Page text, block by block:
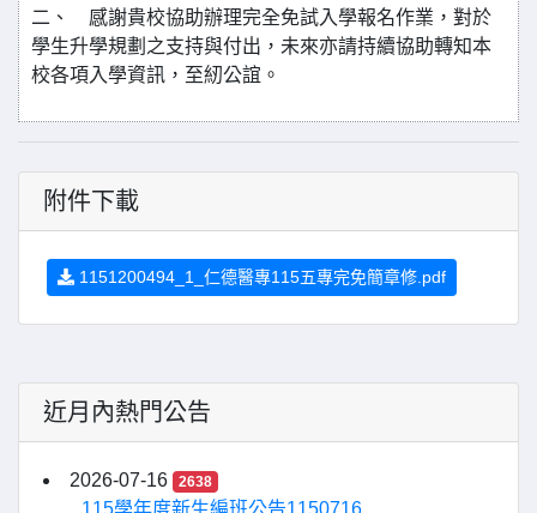
二、 感謝貴校協助辦理完全免試入學報名作業，對於
學生升學規劃之支持與付出，未來亦請持續協助轉知本
校各項入學資訊，至紉公誼。
附件下載
1151200494_1_仁德醫專115五專完免簡章修.pdf
近月內熱門公告
2026-07-16 2638
115學年度新生編班公告1150716